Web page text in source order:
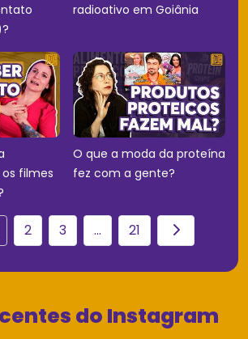
radioativo em Goiânia
filmes
O que a moda da proteína
fez com a gente?
2 3 ... 21
do Instagram